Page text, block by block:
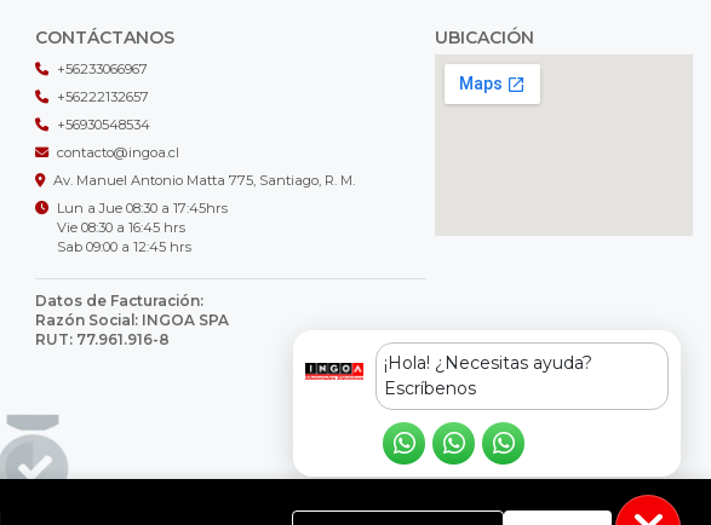
CONTÁCTANOS
+56233066967
+56222132657
+56930548534
contacto@ingoa.cl
Av. Manuel Antonio Matta 775, Santiago, R. M.
Lun a Jue 08:30 a 17:45hrs
Vie 08:30 a 16:45 hrs
Sab 09:00 a 12:45 hrs
Datos de Facturación:
Razón Social: INGOA SPA
RUT: 77.961.916-8
UBICACIÓN
¡Hola! ¿Necesitas ayuda?
Escríbenos